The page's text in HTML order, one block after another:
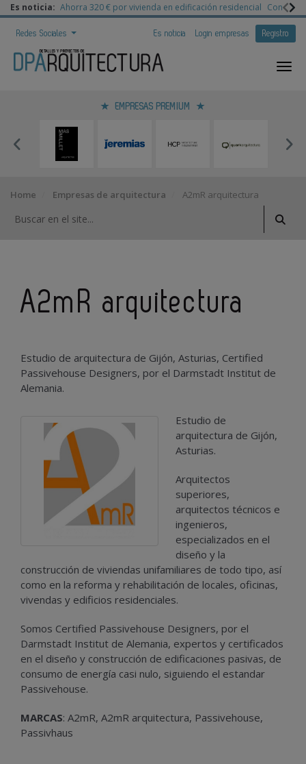
Es noticia: Ahorra 320 € por vivienda en edificación residencial
Redes Sociales Es noticia Login empresas Registro
EMPRESAS PREMIUM
Home Empresas de arquitectura A2mR arquitectura
A2mR arquitectura
Estudio de arquitectura de Gijón, Asturias, Certified
Passivehouse Designers, por el Darmstadt Institut de
Alemania.
Estudio de
arquitectura de Gijón,
Asturias.
Arquitectos
superiores,
arquitectos técnicos e
ingenieros,
especializados en el
diseño y la
construcción de viviendas unifamiliares de todo tipo, así
como en la reforma y rehabilitación de locales, oficinas,
vivendas y edificios residenciales.
Somos Certified Passivehouse Designers, por el
Darmstadt Institut de Alemania, expertos y certificados
en el diseño y construcción de edificaciones pasivas, de
consumo de energía casi nulo, siguiendo el estandar
Passivehouse.
MARCAS: A2mR, A2mR arquitectura, Passivehouse,
Passivhaus